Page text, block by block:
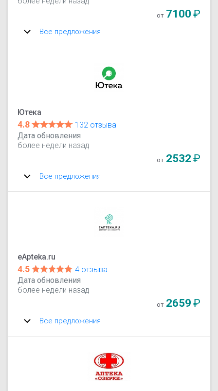
от 7100₽
Все предложения
Ютека
4.8
132 отзыва
Дата обновления
более недели назад
от 2532₽
Все предложения
eApteka.ru
4.5
4 отзыва
Дата обновления
более недели назад
от 2659₽
Все предложения